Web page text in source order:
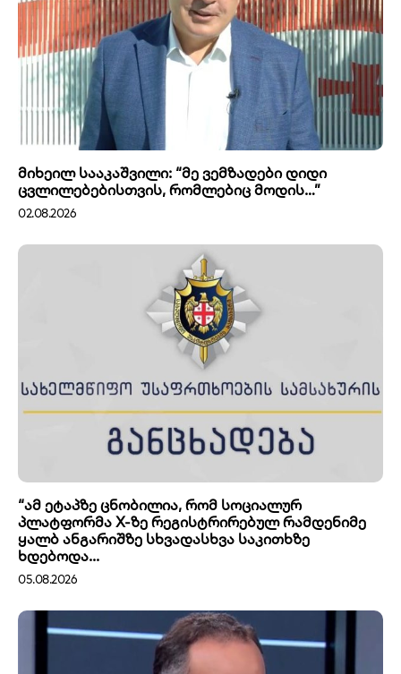
მიხეილ სააკაშვილი: “მე ვემზადები დიდი
ცვლილებებისთვის, რომლებიც მოდის…”
02.08.2026
“ამ ეტაპზე ცნობილია, რომ სოციალურ
პლატფორმა X-ზე რეგისტრირებულ რამდენიმე
ყალბ ანგარიშზე სხვადასხვა საკითხზე
ხდებოდა...
05.08.2026